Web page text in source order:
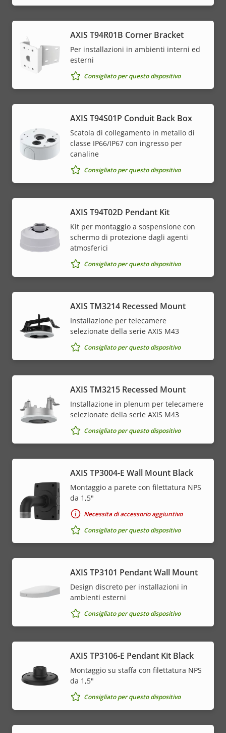
AXIS T94R01B Corner Bracket
Per installazioni in ambienti interni ed
esterni
Consigliato per questo dispositivo
AXIS T94S01P Conduit Back Box
Scatola di collegamento in metallo di
classe IP66/IP67 con ingresso per
canaline
Consigliato per questo dispositivo
AXIS T94T02D Pendant Kit
Kit per montaggio a sospensione con
schermo di protezione dagli agenti
atmosferici
Consigliato per questo dispositivo
AXIS TM3214 Recessed Mount
Installazione per telecamere
selezionate della serie AXIS M43
Consigliato per questo dispositivo
AXIS TM3215 Recessed Mount
Installazione in plenum per telecamere
selezionate della serie AXIS M43
Consigliato per questo dispositivo
AXIS TP3004-E Wall Mount Black
Montaggio a parete con filettatura NPS
da 1,5"
Necessita di accessorio aggiuntivo
Consigliato per questo dispositivo
AXIS TP3101 Pendant Wall Mount
Design discreto per installazioni in
ambienti esterni
Consigliato per questo dispositivo
AXIS TP3106-E Pendant Kit Black
Montaggio su staffa con filettatura NPS
da 1,5"
Consigliato per questo dispositivo